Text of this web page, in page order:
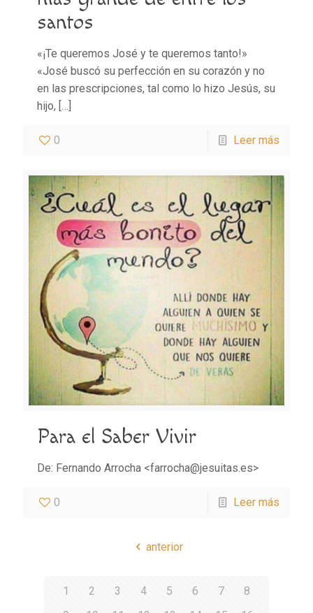
santos
«¡Te queremos José y te queremos tanto!»
«José buscó su perfección en su corazón y no
en las prescripciones, tal como lo hizo Jesús, su
hijo, […]
0 Leer más
Para el Saber Vivir
De: Fernando Arrocha <farrocha@jesuitas.es>
0 Leer más
anterior
1 2 3 4 5 6 7
8